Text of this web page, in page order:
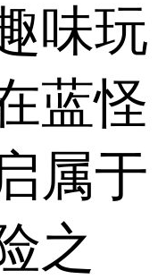
味玩
蓝怪
属于
之